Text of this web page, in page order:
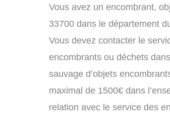
Vous avez un encombrant,
33700 dans le département
Vous devez contacter le
encombrants ou déchets
sauvage d’objets
maximal de 1500€ dans
relation avec le service des